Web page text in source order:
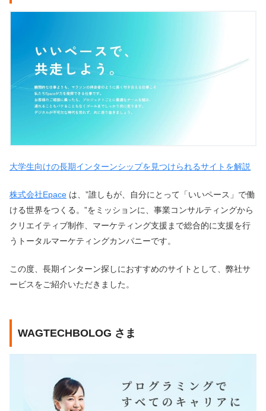
大学生向けの長期インターンシップを見つけられるサイトを解説
株式会社Epace は、”誰しもが、自分にとって「いいペース」で働
ける世界をつくる。”をミッションに、事業コンサルティングから
クリエイティブ制作、マーケティング支援まで総合的に支援を行
うトータルマーケティングカンパニーです。
この度、長期インターン探しにおすすめのサイトとして、弊社サ
ービスをご紹介いただきました。
WAGTECHBOLOG さま